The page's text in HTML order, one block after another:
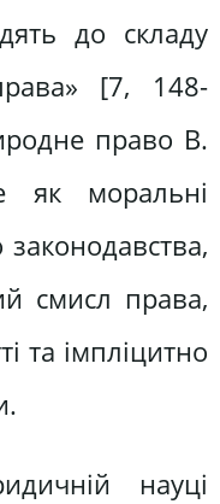
до складу
[7, 148-
пра­во В.
як моральні
смисл права,
та імпліцитно
науці